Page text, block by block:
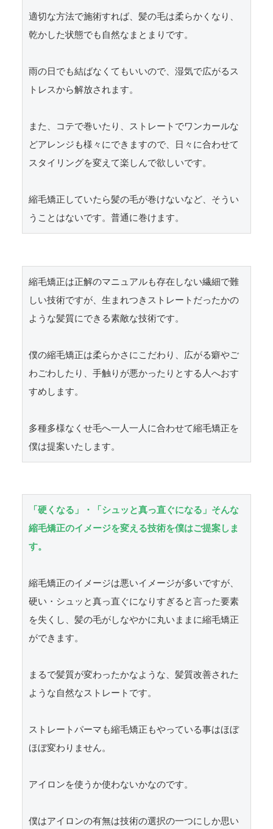
適切な方法で施術すれば、髪の毛は柔らかくなり、
乾かした状態でも自然なまとまりです。
雨の日でも結ばなくてもいいので、湿気で広がるス
トレスから解放されます。
また、コテで巻いたり、ストレートでワンカールな
どアレンジも様々にできますので、日々に合わせて
スタイリングを変えて楽しんで欲しいです。
縮毛矯正していたら髪の毛が巻けないなど、そうい
うことはないです。普通に巻けます。
縮毛矯正は正解のマニュアルも存在しない繊細で難
しい技術ですが、生まれつきストレートだったかの
ような髪質にできる素敵な技術です。
僕の縮毛矯正は柔らかさにこだわり、広がる癖やご
わごわしたり、手触りが悪かったりとする人へおす
すめします。
多種多様なくせ毛へ一人一人に合わせて縮毛矯正を
僕は提案いたします。
「硬くなる」・「シュッと真っ直ぐになる」そんな
縮毛矯正のイメージを変える技術を僕はご提案しま
す。
縮毛矯正のイメージは悪いイメージが多いですが、
硬い・シュッと真っ直ぐになりすぎると言った要素
を失くし、髪の毛がしなやかに丸いままに縮毛矯正
ができます。
まるで髪質が変わったかなような、髪質改善された
ような自然なストレートです。
ストレートパーマも縮毛矯正もやっている事はほぼ
ほぼ変わりません。
アイロンを使うか使わないかなのです。
僕はアイロンの有無は技術の選択の一つにしか思い